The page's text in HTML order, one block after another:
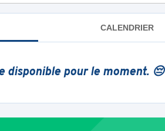
CALENDRIER
disponible pour le moment. 😔